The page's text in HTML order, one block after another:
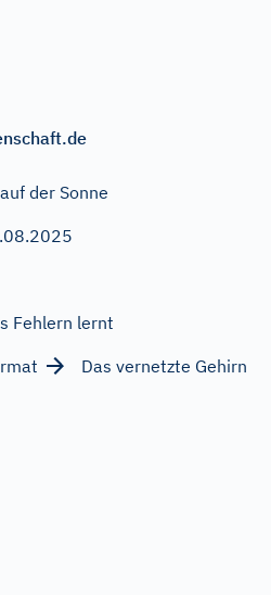
der Sonne
Fehlern lernt
Das vernetzte Gehirn